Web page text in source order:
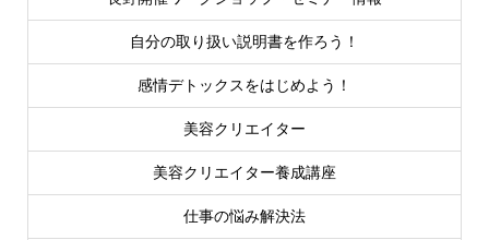
自分の取り扱い説明書を作ろう！
感情デトックスをはじめよう！
美容クリエイター
美容クリエイター養成講座
仕事の悩み解決法